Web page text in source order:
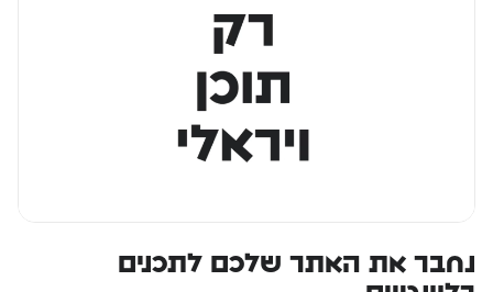
נחבר את האתר שלכם לתכנים